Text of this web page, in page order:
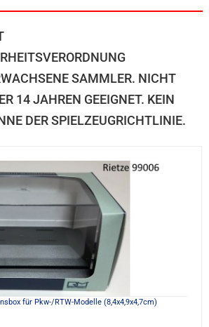
SAMMLER. NICHT
14 JAHREN GEEIGNET. KEIN
DER SPIELZEUGRICHTLINIE.
für Pkw-/RTW-Modelle (8,4x4,9x4,7cm)